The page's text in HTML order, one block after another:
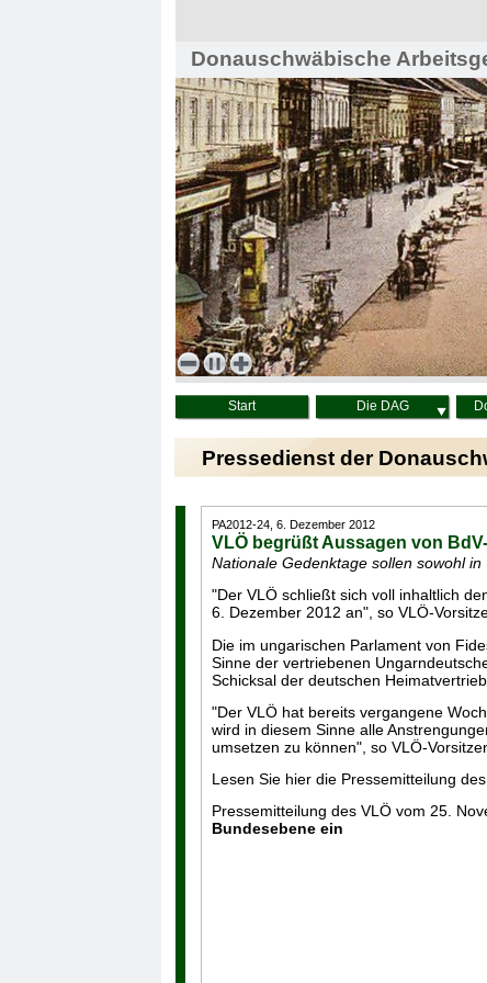
Haus der Heimat, Wien
Donauschwäbische
Start Die DAG
Pressedienst der
PA2012-24, 6. Dezember 2012
VLÖ begrüßt Aussagen von
Nationale Gedenktage sollen sowohl
"Der VLÖ schließt sich voll inhaltlich
6. Dezember 2012 an", so VLÖ-
Die im ungarischen Parlament von
Sinne der vertriebenen
Schicksal der deutschen
"Der VLÖ hat bereits vergangene
wird in diesem Sinne alle
umsetzen zu können", so VLÖ-
Lesen Sie hier die Pressemitteilung
Pressemitteilung des VLÖ vom 25.
Bundesebene ein